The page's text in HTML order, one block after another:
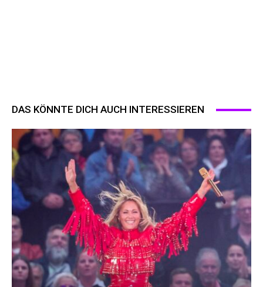
DAS KÖNNTE DICH AUCH INTERESSIEREN